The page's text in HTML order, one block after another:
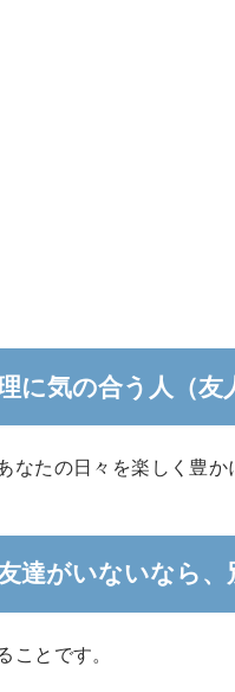
に気の合う人（
なたの日々を楽しく豊か
達がいないなら、
ことです。